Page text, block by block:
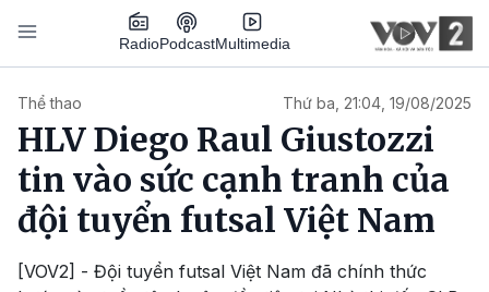
Nhảy đến nội dung
RadioPodcastMultimedia
Thể thao Thứ ba, 21:04, 19/08/2025
HLV Diego Raul Giustozzi
tin vào sức cạnh tranh của
đội tuyển futsal Việt Nam
[VOV2] - Đội tuyển futsal Việt Nam đã chính thức